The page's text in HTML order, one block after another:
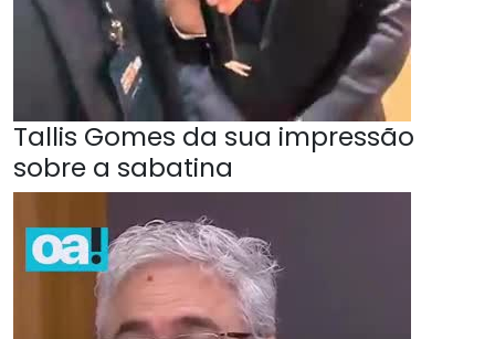
Tallis Gomes da sua impressão
sobre a sabatina